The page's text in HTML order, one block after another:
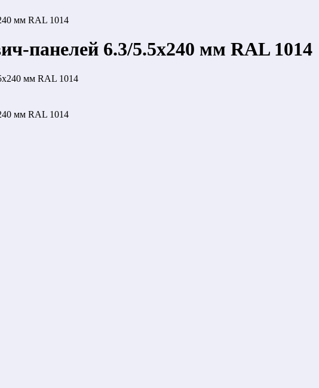
мм RAL 1014
панелей 6.3/5.5х240 мм RAL 1014
мм RAL 1014